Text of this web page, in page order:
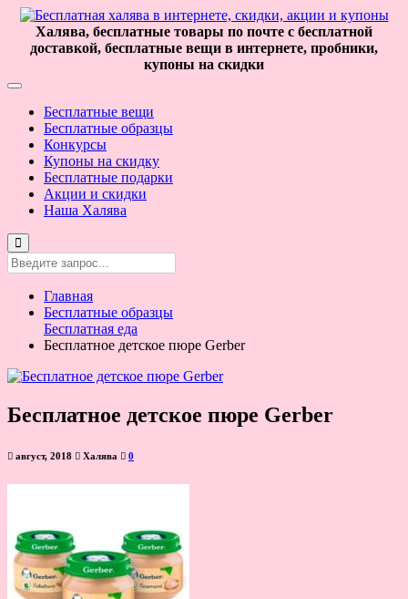
Халява, бесплатные товары по почте с бесплатной
доставкой, бесплатные вещи в интернете, пробники,
купоны на скидки
Бесплатные вещи
Бесплатные образцы
Конкурсы
Купоны на скидку
Бесплатные подарки
Акции и скидки
Наша Халява
Главная
Бесплатные образцы
Бесплатная еда
Бесплатное детское пюре Gerber
Бесплатное детское пюре Gerber
август, 2018 Халява 0